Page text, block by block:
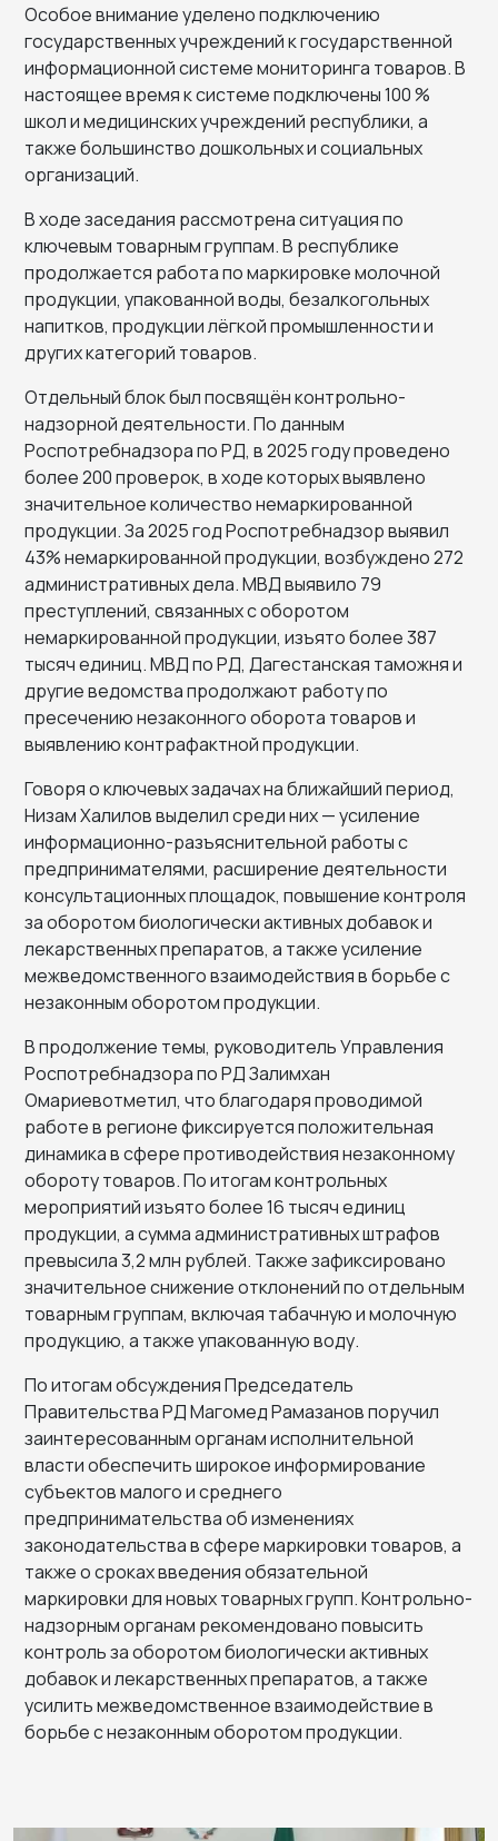
Особое внимание уделено подключению
государственных учреждений к государственной
информационной системе мониторинга товаров. В
настоящее время к системе подключены 100 %
школ и медицинских учреждений республики, а
также большинство дошкольных и социальных
организаций.
В ходе заседания рассмотрена ситуация по
ключевым товарным группам. В республике
продолжается работа по маркировке молочной
продукции, упакованной воды, безалкогольных
напитков, продукции лёгкой промышленности и
других категорий товаров.
Отдельный блок был посвящён контрольно-
надзорной деятельности. По данным
Роспотребнадзора по РД, в 2025 году проведено
более 200 проверок, в ходе которых выявлено
значительное количество немаркированной
продукции. За 2025 год Роспотребнадзор выявил
43% немаркированной продукции, возбуждено 272
административных дела. МВД выявило 79
преступлений, связанных с оборотом
немаркированной продукции, изъято более 387
тысяч единиц. МВД по РД, Дагестанская таможня и
другие ведомства продолжают работу по
пресечению незаконного оборота товаров и
выявлению контрафактной продукции.
Говоря о ключевых задачах на ближайший период,
Низам Халилов выделил среди них — усиление
информационно-разъяснительной работы с
предпринимателями, расширение деятельности
консультационных площадок, повышение контроля
за оборотом биологически активных добавок и
лекарственных препаратов, а также усиление
межведомственного взаимодействия в борьбе с
незаконным оборотом продукции.
В продолжение темы, руководитель Управления
Роспотребнадзора по РД Залимхан
Омариевотметил, что благодаря проводимой
работе в регионе фиксируется положительная
динамика в сфере противодействия незаконному
обороту товаров. По итогам контрольных
мероприятий изъято более 16 тысяч единиц
продукции, а сумма административных штрафов
превысила 3,2 млн рублей. Также зафиксировано
значительное снижение отклонений по отдельным
товарным группам, включая табачную и молочную
продукцию, а также упакованную воду.
По итогам обсуждения Председатель
Правительства РД Магомед Рамазанов поручил
заинтересованным органам исполнительной
власти обеспечить широкое информирование
субъектов малого и среднего
предпринимательства об изменениях
законодательства в сфере маркировки товаров, а
также о сроках введения обязательной
маркировки для новых товарных групп. Контрольно-
надзорным органам рекомендовано повысить
контроль за оборотом биологически активных
добавок и лекарственных препаратов, а также
усилить межведомственное взаимодействие в
борьбе с незаконным оборотом продукции.